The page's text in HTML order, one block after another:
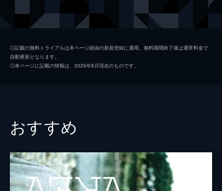
◎記載の無料トライアルは本ページ経由の新規登録に適用。無料期間終了後は通常料金で
自動更新となります。
◎本ページに記載の情報は、2026年8月現在のものです。
おすすめ